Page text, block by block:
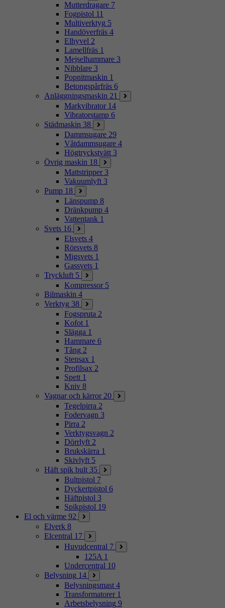
Mutterdragare 7
Fogpistol 11
Multiverktyg 5
Handöverfräs 4
Elhyvel 2
Lamellfräs 1
Mejselhammare 3
Nibblare 3
Popnitmaskin 1
Betongspårfräs 6
Anläggningsmaskin 21
Markvibrator 14
Vibratorstamp 6
Städmaskin 38
Dammsugare 29
Våtdammsugare 4
Högtryckstvätt 3
Övrig maskin 18
Mattstripper 3
Vakuumlyft 3
Pump 18
Länspump 8
Dränkpump 4
Vattentank 1
Svets 16
Elsvets 4
Rörsvets 8
Migsvets 1
Gassvets 1
Tryckluft 5
Kompressor 5
Bilmaskin 4
Verktyg 38
Fogspruta 2
Kofot 1
Slägga 1
Hammare 6
Tång 2
Stensax 1
Profilsax 2
Spett 1
Kniv 8
Vagnar och kärror 20
Tegelpirra 2
Fodervagn 3
Pirra 2
Verktygsvagn 2
Dörrlyft 2
Brukskärra 1
Skivlyft 5
Häft spik bult 35
Bultpistol 7
Dyckertpistol 6
Häftpistol 3
Spikpistol 19
El och värme 92
Elverk 8
Elcentral 17
Huvudcentral 7
125A 1
Undercentral 10
Belysning 14
Belysningsmast 4
Transformatorer 1
Arbetsbelysning 9